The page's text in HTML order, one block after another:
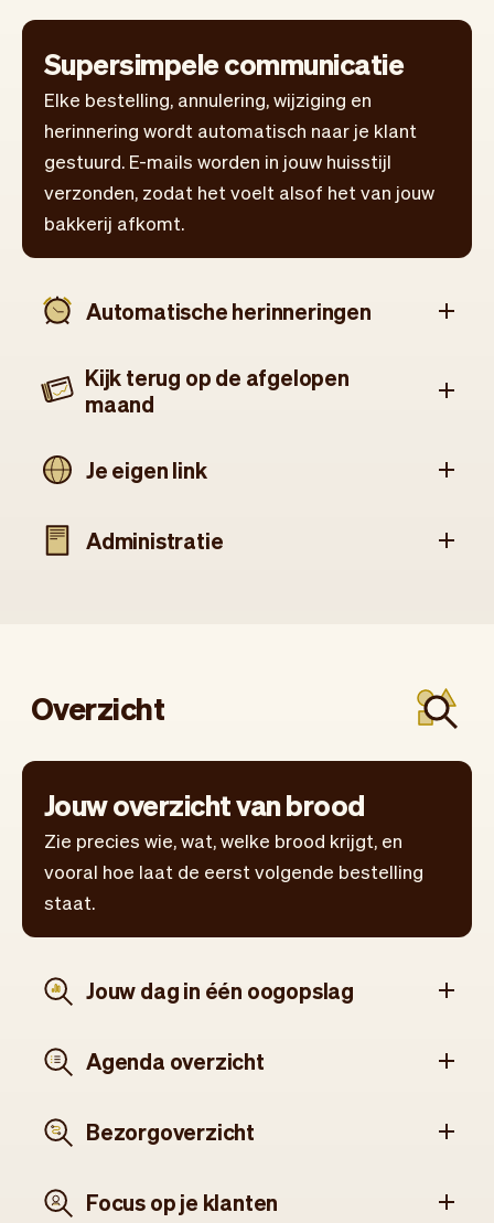
Supersimpele communicatie
Elke bestelling, annulering, wijziging en
herinnering wordt automatisch naar je klant
gestuurd. E-mails worden in jouw huisstijl
verzonden, zodat het voelt alsof het van jouw
bakkerij afkomt.
Automatische herinneringen
Kijk terug op de afgelopen
maand
Je eigen link
Administratie
Overzicht
Jouw overzicht van brood
Zie precies wie, wat, welke brood krijgt, en
vooral hoe laat de eerst volgende bestelling
staat.
Jouw dag in één oogopslag
Agenda overzicht
Bezorgoverzicht
Focus op je klanten